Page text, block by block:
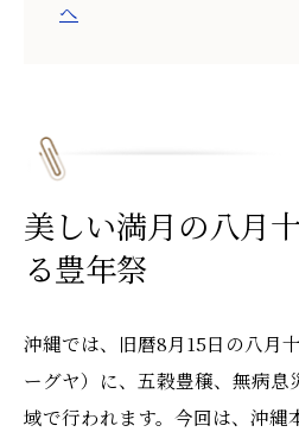
へ
美しい満月の八月
る豊年祭
沖縄では、旧暦8月15日の八月
ーグヤ）に、五穀豊穣、無病息
域で行われます。今回は、沖縄